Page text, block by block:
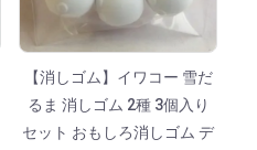
【消しゴム】イワコー 雪だ
るま 消しゴム 2種 3個入り
セット おもしろ消しゴム デ